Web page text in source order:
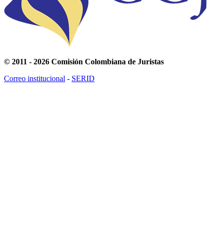
© 2011 - 2026 Comisión Colombiana de Juristas
Correo institucional - SERID